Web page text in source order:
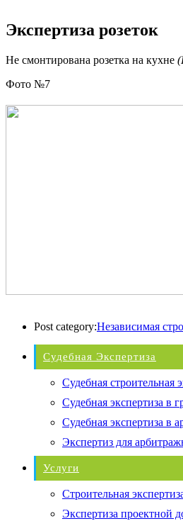
Экспертиза розеток
Не смонтирована розетка на кухне
Фото №7
Post category:Независимая
Судебная Экспертиза
Судебная строительная
Судебная экспертиза в
Судебная экспертиза в
Экспертиз для
Услуги
Строительная
Экспертиза проектной